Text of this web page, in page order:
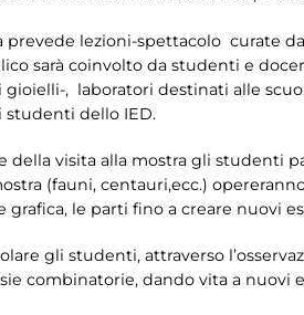
prevede lezioni-spettacolo curate
sarà coinvolto da studenti e
gioielli-, laboratori destinati alle
studenti dello IED.
della visita alla mostra gli studenti
(fauni, centauri,ecc.)
grafica, le parti fino a creare nuovi
gli studenti, attraverso
combinatorie, dando vita a nuovi